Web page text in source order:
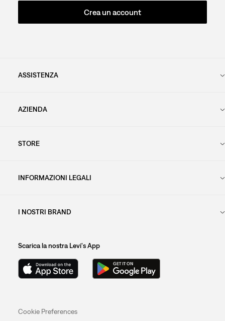
Crea un account
ASSISTENZA
AZIENDA
STORE
INFORMAZIONI LEGALI
I NOSTRI BRAND
Scarica la nostra Levi's App
Cookie Preferences